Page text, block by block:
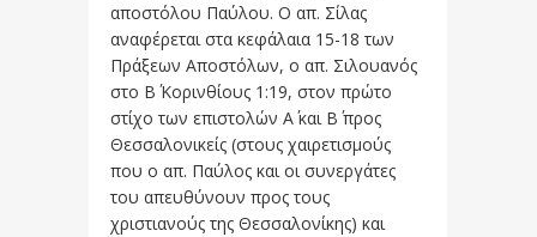
αποστόλου Παύλου. Ο απ. Σίλας
αναφέρεται στα κεφάλαια 15-18 των
Πράξεων Αποστόλων, ο απ. Σιλουανός
στο Β΄ Κορινθίους 1:19, στον πρώτο
στίχο των επιστολών Α΄ και Β΄ προς
Θεσσαλονικείς (στους χαιρετισμούς
που ο απ. Παύλος και οι συνεργάτες
του απευθύνουν προς τους
χριστιανούς της Θεσσαλονίκης) και